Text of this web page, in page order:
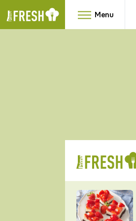
Menu
RYCHLOVKY